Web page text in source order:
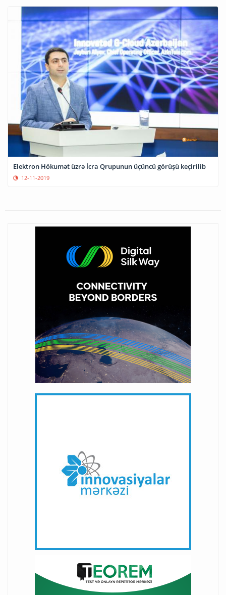
Elektron Hökumət üzrə İcra Qrupunun üçüncü görüşü keçirilib
12-11-2019